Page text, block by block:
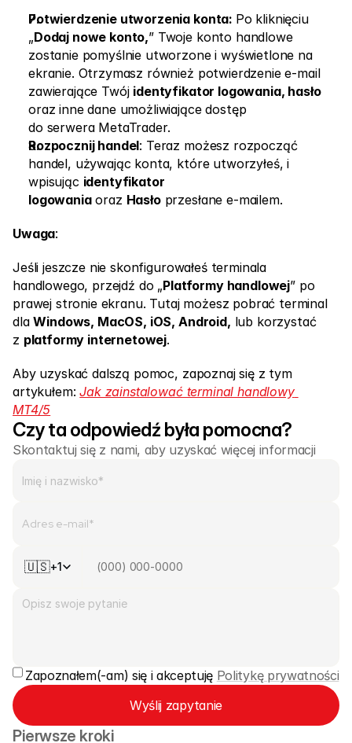
Polityka Prywatności
Skontaktuj się z nami
Dokumenty Prawne
Kariera
Edukacja
Blog
Snaps
Zaloguj się lubZarejestruj się
Afiliacja
Pierwsze kroki
Potwierdzenie utworzenia konta: Po kliknięciu
„Dodaj nowe konto,” Twoje konto handlowe
zostanie pomyślnie utworzone i wyświetlone na
ekranie. Otrzymasz również potwierdzenie e-mail
zawierające Twój identyfikator logowania, hasło
oraz inne dane umożliwiające dostęp
do serwera MetaTrader.
Rozpocznij handel: Teraz możesz rozpocząć
handel, używając konta, które utworzyłeś, i
wpisując identyfikator
logowania oraz Hasło przesłane e-mailem.
Uwaga:
Jeśli jeszcze nie skonfigurowałeś terminala
handlowego, przejdź do „Platformy handlowej” po
prawej stronie ekranu. Tutaj możesz pobrać terminal
dla Windows, MacOS, iOS, Android, lub korzystać
z platformy internetowej.
Aby uzyskać dalszą pomoc, zapoznaj się z tym
artykułem: Jak zainstalować terminal handlowy
MT4/5
Czy ta odpowiedź była pomocna?
Skontaktuj się z nami, aby uzyskać więcej informacji
🇺🇸+1
Zapoznałem(-am) się i akceptuję Politykę prywatności
Wyślij zapytanie